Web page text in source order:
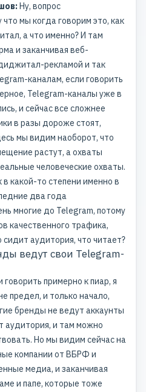
Ну, вопрос
мы когда говорим это, как
а что именно? И там
и заканчивая веб-
рекламой и так
каналам, если говорить
Telegram-каналы уже в
и сейчас все сложнее
в разы дороже стоят,
мы видим наоборот, что
растут, а охваты
человеческие охваты.
в какой-то степени именно в
два года
многие до Telegram, потому
качественного трафика,
аудитория, что читает?
ведут свои Telegram-
говорить примерно к пиар, я
предел, и только начало,
бренды не ведут аккаунты
аудитория, и там можно
Но мы видим сейчас на
компании от ВБРФ и
медиа, и заканчивая
и папе, которые тоже